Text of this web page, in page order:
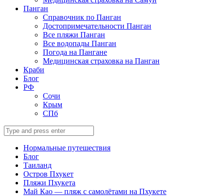
Панган
Справочник по Панган
Достопримечательности Панган
Все пляжи Панган
Все водопады Панган
Погода на Пангане
Медицинская страховка на Панган
Краби
Блог
РФ
Сочи
Крым
СПб
Search
for:
Нормальные путешествия
Блог
Таиланд
Остров Пхукет
Пляжи Пхукета
Май Као — пляж с самолётами на Пхукете